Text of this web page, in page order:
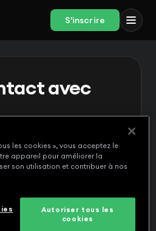
S'inscrire
avec
les cookies », vous acceptez le
appareil pour améliorer la
son utilisation et contribuer à nos
Autoriser tous les
cookies